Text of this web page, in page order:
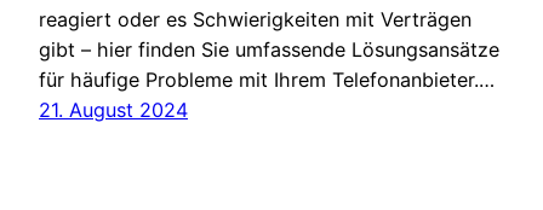
reagiert oder es Schwierigkeiten mit Verträgen
gibt – hier finden Sie umfassende Lösungsansätze
für häufige Probleme mit Ihrem Telefonanbieter.…
21. August 2024